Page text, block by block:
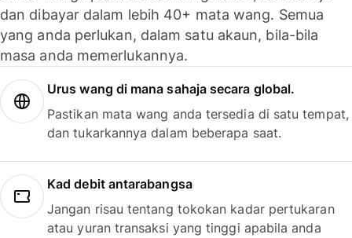
dan dibayar dalam lebih 40+ mata wang. Semua
yang anda perlukan, dalam satu akaun, bila-bila
masa anda memerlukannya.
Urus wang di mana sahaja secara global.
Pastikan mata wang anda tersedia di satu tempat,
dan tukarkannya dalam beberapa saat.
Kad debit antarabangsa
Jangan risau tentang tokokan kadar pertukaran
atau yuran transaksi yang tinggi apabila anda